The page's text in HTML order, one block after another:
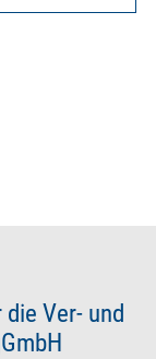
Ver- und